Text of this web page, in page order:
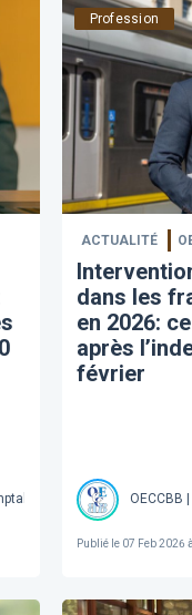
et Comptables
Profession
ACTUALITÉ
dans les
en 2026:
après
février
OECCBB
Publié le 07 Feb 2026